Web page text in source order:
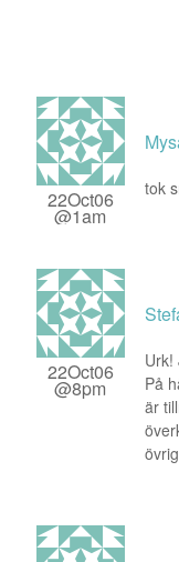
22Oct06
@1am
tok
22Oct06
@8pm
Urk!
På
är